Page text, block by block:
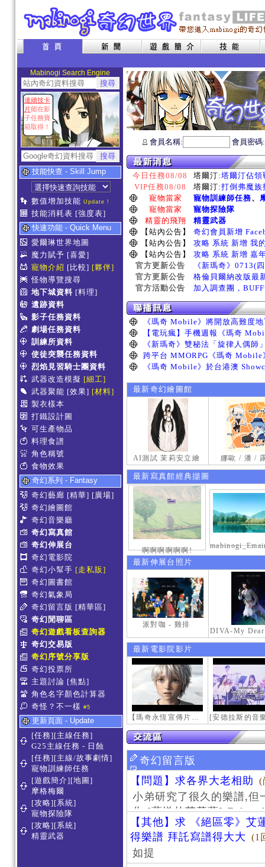
Mabinogi Search Engine
連續技卡
片能在影
子任務寶
箱取得！
技能快查 - Skill Jump
數值增加技能 Update !
技能消耗表 [強度表]
快速功能 - Quick Menu
愛爾琳世界地圖
魔力賦予 [喜愛]
寵物介紹 [比較] [夥伴]
怪物導覽搜尋
地下城資料 [料理]
遺跡資料
影子任務資料
劇場任務資料
訓練所資料
使徒突襲任務資料
烈焰見習騎士團資料
武器改造模擬 [細工]
武器聚能 [效果] [材料]
製衣樣本
打鐵設計圖
可生產物品
料理食譜
角色稱號
食物效果
奇幻系列 - Fantasy
奇幻藝廊 [精華] [廣場]
奇幻繪圖館
奇幻音樂廳
奇幻寫真館
奇幻伸展台
奇幻電影院
奇幻小幫手 [走私販]
奇幻圖書館
奇幻氣象局
奇幻留言版 [精華區]
奇幻閒聊區
奇幻遊戲看板查詢器
奇幻交易版
奇幻序號分享版
奇幻投票所
主題討論 [焦點]
角色名字顏色計算器
奇怪？不一樣 #5
更新頁面 - Update
[任務][主線任務]
G25主線任務 - 日蝕
[任務][主線/故事劇情]
寵物訓練師任務
[遊戲簡介][地圖]
摩格梅爾
[攻略][系統]
寵物探險隊
[攻略][系統]
精靈武器
會員名稱: 會員密
今日任務08/08 塔爾汀:塔爾汀佔領
VIP任務08/08
塔爾汀:打倒弗魔族
寵物當家
寵物訓練師任務、
寵物當家
寵物探險隊
精靈的飛翔
精靈武器
【站內公告】
奇幻會員新增
【站內公告】
攻略 系統 新增 我
【站內公告】
攻略 系統 新增 嘉
官方更新公告
《新瑪奇》0713(
官方更新公告
格倫貝爾納改版最
官方活動公告
加入調查團，
最新奇幻繪圖館
AI測試 茉莉安立繪 娜歐 / 潘 /
最新寫真館經典擷圖
啊啊啊啊啊啊!
最新伸展台照片
派對咖 - 雞排
最新電影院影片
【瑪奇永恆宣傳片】最初的感動
奇幻留言版
【問題】求各界大老相助
(
小弟研究了很久的樂譜,但
作 [葬送的芙莉蓮]-
【其他】求 《絕區零》艾
得樂譜 拜託寫譜得大大
(1
如提